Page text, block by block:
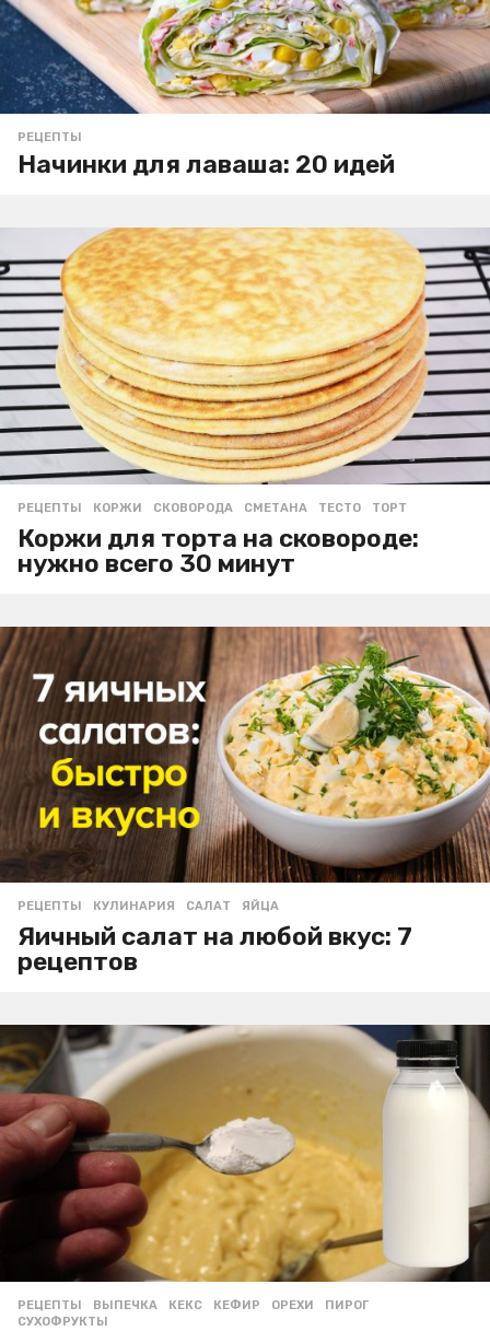
РЕЦЕПТЫ
Начинки для лаваша: 20 идей
РЕЦЕПТЫ КОРЖИ ,СКОВОРОДА ,СМЕТАНА ,ТЕСТО ,ТОРТ
Коржи для торта на сковороде:
нужно всего 30 минут
РЕЦЕПТЫ КУЛИНАРИЯ ,САЛАТ ,ЯЙЦА
Яичный салат на любой вкус: 7
рецептов
РЕЦЕПТЫ ВЫПЕЧКА ,КЕКС ,КЕФИР ,ОРЕХИ ,ПИРОГ
СУХОФРУКТЫ